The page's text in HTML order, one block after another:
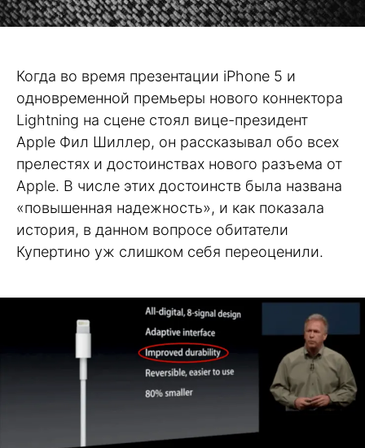
Когда во время презентации iPhone 5 и
одновременной премьеры нового коннектора
Lightning на сцене стоял вице-президент
Apple Фил Шиллер, он рассказывал обо всех
прелестях и достоинствах нового разъема от
Apple. В числе этих достоинств была названа
«повышенная надежность», и как показала
история, в данном вопросе обитатели
Купертино уж слишком себя переоценили.